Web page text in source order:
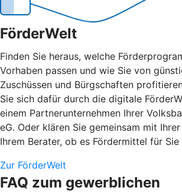
FörderWelt
Finden Sie heraus, welche
Vorhaben passen und wie Sie von
Zuschüssen und Bürgschaften
Sie sich dafür durch die digitale
einem Partnerunternehmen Ihrer
eG. Oder klären Sie gemeinsam mit
Ihrem Berater, ob es Fördermittel für
Zur FörderWelt
FAQ zum gewerblichen